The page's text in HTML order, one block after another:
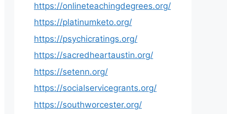
https://onlineteachingdegrees.org/
https://platinumketo.org/
https://psychicratings.org/
https://sacredheartaustin.org/
https://setenn.org/
https://socialservicegrants.org/
https://southworcester.org/